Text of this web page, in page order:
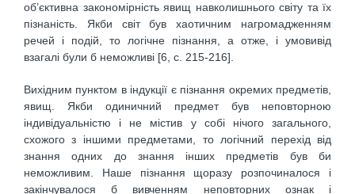
об’єктивна закономірність явищ навколишнього світу та їх
пізнаність. Якби світ був хаотичним нагромадженням
речей і подій, то логічне пізнання, а отже, і умовивід
взагалі були б неможливі [6, c. 215-216].
Вихідним пунктом в індукції є пізнання окремих предметів,
явищ. Якби одиничний предмет був неповторною
індивідуальністю і не містив у собі нічого загального,
схожого з іншими предметами, то логічний перехід від
знання одних до знання інших предметів був би
неможливим. Наше пізнання щоразу розпочиналося і
закінчувалося б вивченням неповторних ознак і